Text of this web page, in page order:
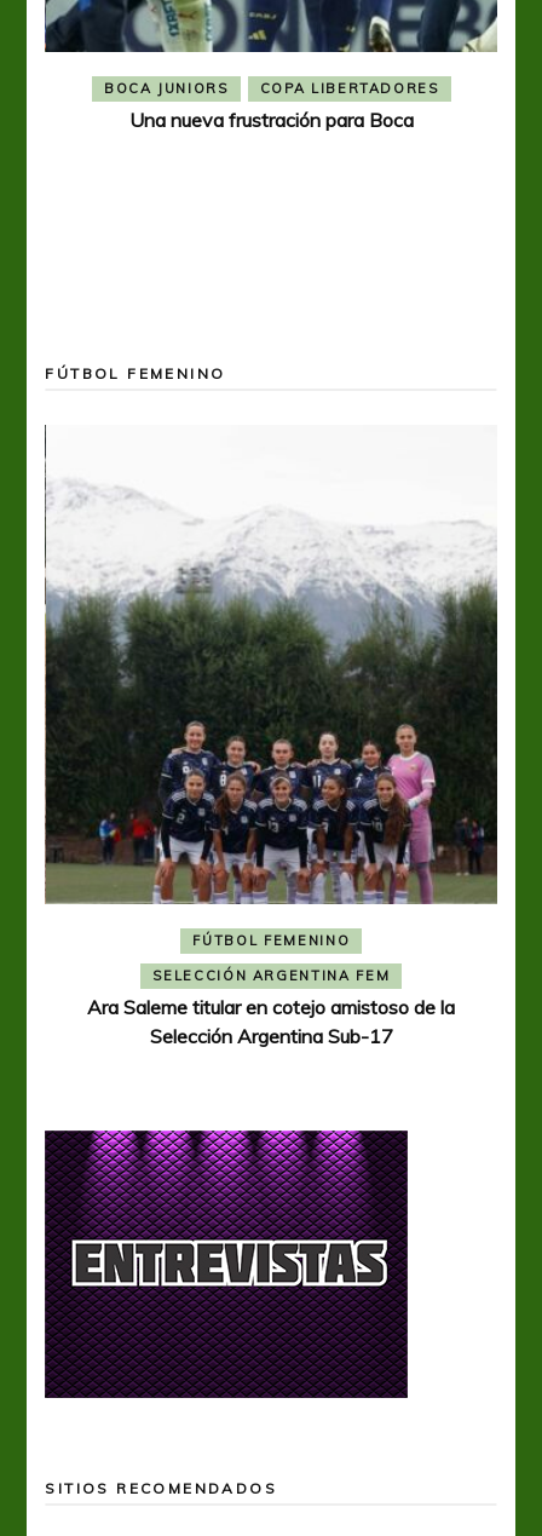
BOCA JUNIORS COPA LIBERTADORES
Una nueva frustración para Boca
FÚTBOL FEMENINO
FÚTBOL FEMENINO
SELECCIÓN ARGENTINA FEM
Ara Saleme titular en cotejo amistoso de la
Selección Argentina Sub-17
SITIOS RECOMENDADOS